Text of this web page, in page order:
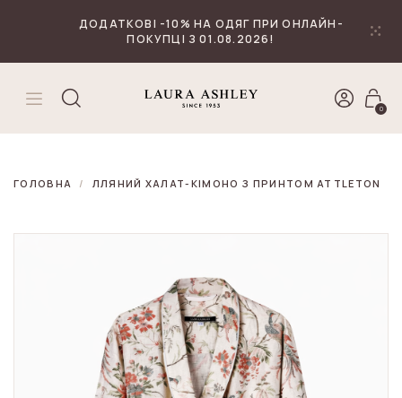
ДОДАТКОВІ -10% НА ОДЯГ ПРИ ОНЛАЙН-
ПОКУПЦІ З 01.08.2026!
0
ГОЛОВНА ЛЛЯНИЙ ХАЛАТ-КІМОНО З ПРИНТОМ ATTLETON